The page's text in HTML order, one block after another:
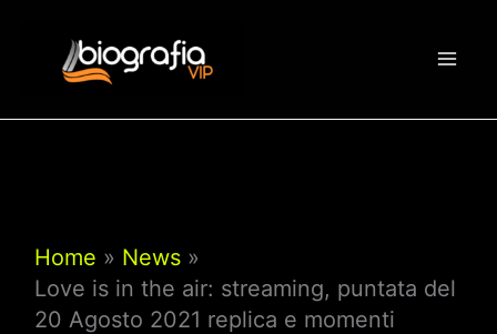
contenuto
Home
News
Love is in the air: streaming, puntata del
20 Agosto 2021 replica e momenti